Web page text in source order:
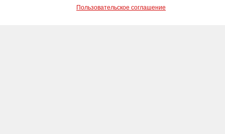
Пользовательское соглашение